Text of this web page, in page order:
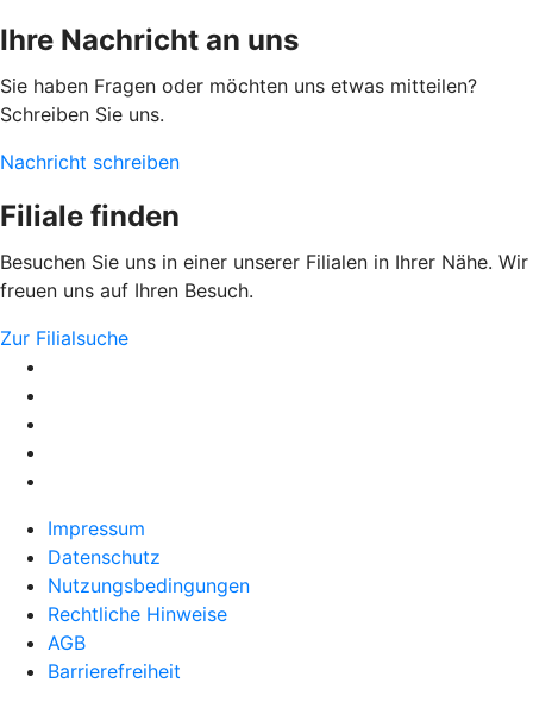
Ihre Nachricht an uns
Sie haben Fragen oder möchten uns etwas mitteilen?
Schreiben Sie uns.
Nachricht schreiben
Filiale finden
Besuchen Sie uns in einer unserer Filialen in Ihrer Nähe. Wir
freuen uns auf Ihren Besuch.
Zur Filialsuche
Impressum
Datenschutz
Nutzungsbedingungen
Rechtliche Hinweise
AGB
Barrierefreiheit